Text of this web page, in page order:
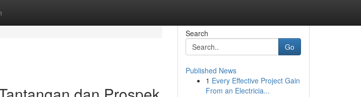
Search
Go
Published News
1 Every Effective Project Gain
From an Electricia...